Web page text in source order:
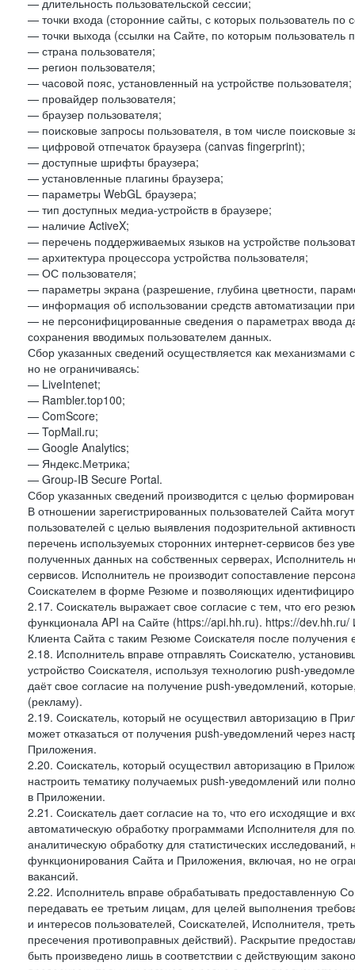
— длительность пользовательской сессии;
— точки входа (сторонние сайты, с которых пользователь по
— точки выхода (ссылки на Сайте, по которым пользователь
— страна пользователя;
— регион пользователя;
— часовой пояс, установленный на устройстве пользователя;
— провайдер пользователя;
— браузер пользователя;
— поисковые запросы пользователя, в том числе поисковые
— цифровой отпечаток браузера (canvas fingerprint);
— доступные шрифты браузера;
— установленные плагины браузера;
— параметры WebGL браузера;
— тип доступных медиа-устройств в браузере;
— наличие ActiveX;
— перечень поддерживаемых языков на устройстве
— архитектура процессора устройства пользователя;
— ОС пользователя;
— параметры экрана (разрешение, глубина цветности,
— информация об использовании средств автоматизации
— не персонифицированные сведения о параметрах ввода
сохранения вводимых пользователем данных.
Сбор указанных сведений осуществляется как
но не ограничиваясь:
— LiveIntenet;
— Rambler.top100;
— ComScore;
— TopMail.ru;
— Google Analytics;
— Яндекс.Метрика;
— Group-IB Secure Portal.
Сбор указанных сведений производится с целью
В отношении зарегистрированных пользователей Сайта
пользователей с целью выявления подозрительной
перечень используемых сторонних интернет-сервисов без
полученных данных на собственных серверах, Исполнитель
сервисов. Исполнитель не производит сопоставление
Соискателем в форме Резюме и позволяющих
2.17. Соискатель выражает свое согласие с тем, что его
функционала API на Сайте (https://api.hh.ru). https://dev.hh.ru/
Клиента Сайта с таким Резюме Соискателя после
2.18. Исполнитель вправе отправлять Соискателю,
устройство Соискателя, используя технологию push-
даёт свое согласие на получение push-уведомлений,
(рекламу).
2.19. Соискатель, который не осуществил авторизацию в
может отказаться от получения push-уведомлений через
Приложения.
2.20. Соискатель, который осуществил авторизацию в
настроить тематику получаемых push-уведомлений или
в Приложении.
2.21. Соискатель дает согласие на то, что его исходящие и
автоматическую обработку программами Исполнителя для
аналитическую обработку для статистических
функционирования Сайта и Приложения, включая, но не
вакансий.
2.22. Исполнитель вправе обрабатывать предоставленную
передавать ее третьим лицам, для целей выполнения
и интересов пользователей, Соискателей, Исполнителя,
пресечения противоправных действий). Раскрытие
быть произведено лишь в соответствии с действующим